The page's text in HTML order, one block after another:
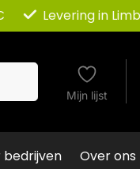
Levering in
Mijn lijst
bedrijven Over ons